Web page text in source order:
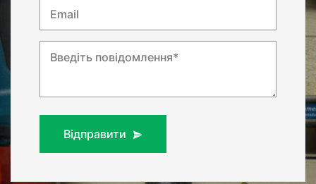
Email
Введіть повідомлення*
Відправити